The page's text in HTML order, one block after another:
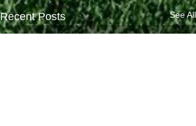
Recent Posts See All